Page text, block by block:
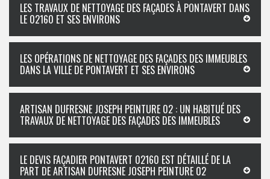
LES TRAVAUX DE NETTOYAGE DES FAÇADES À PONTAVERT DANS
LE 02160 ET SES ENVIRONS
LES OPÉRATIONS DE NETTOYAGE DES FAÇADES DES IMMEUBLES
DANS LA VILLE DE PONTAVERT ET SES ENVIRONS
ARTISAN DUFRESNE JOSEPH PEINTURE 02 : UN HABITUÉ DES
TRAVAUX DE NETTOYAGE DES FAÇADES DES IMMEUBLES
LE DEVIS FAÇADIER PONTAVERT 02160 EST DÉTAILLÉ DE LA
PART DE ARTISAN DUFRESNE JOSEPH PEINTURE 02